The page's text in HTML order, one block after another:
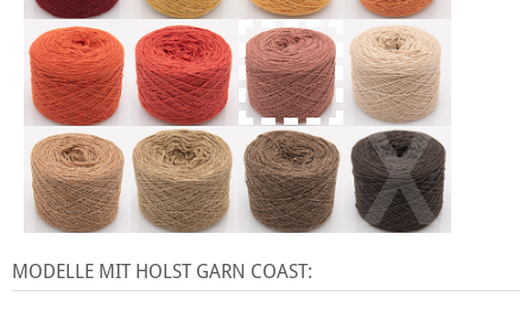
X
MODELLE MIT HOLST GARN COAST: